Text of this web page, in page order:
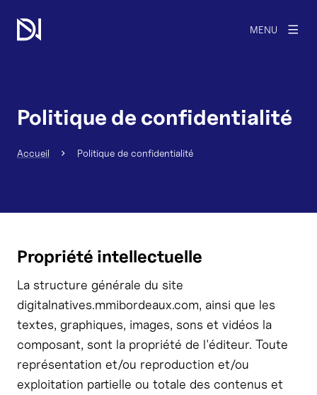
MENU
Politique de confidentialité
Accueil Politique de confidentialité
Propriété intellectuelle
La structure générale du site
digitalnatives.mmibordeaux.com, ainsi que les
textes, graphiques, images, sons et vidéos la
composant, sont la propriété de l'éditeur. Toute
représentation et/ou reproduction et/ou
exploitation partielle ou totale des contenus et